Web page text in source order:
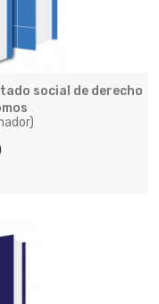
social de derecho